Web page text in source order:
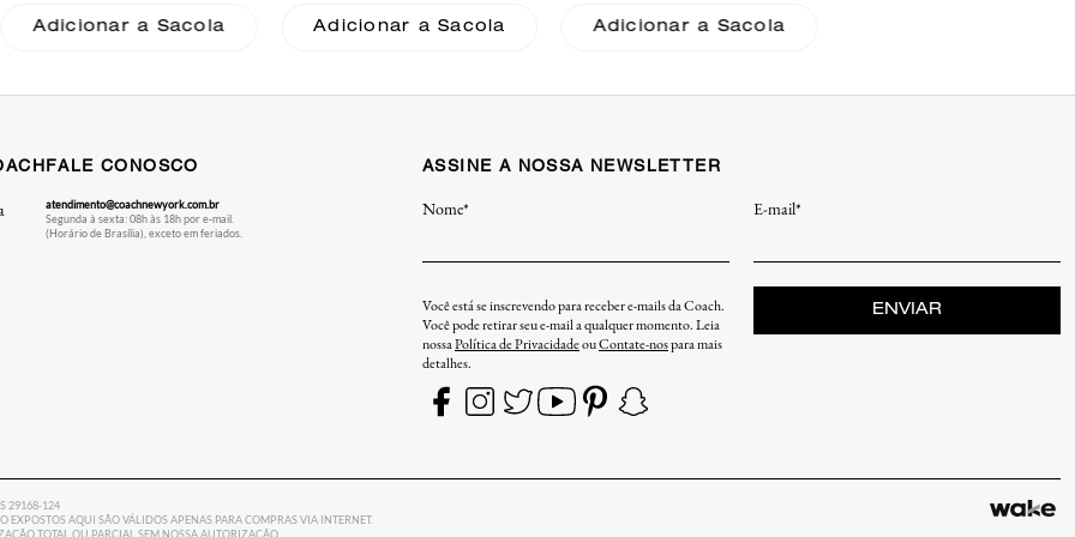
Adicionar a Sacola Adicionar a Sacola Adicionar a Sacola
FALE CONOSCO
atendimento@coachnewyork.com.br
Segunda à sexta: 08h às 18h por e-mail.
(Horário de Brasília), exceto em feriados.
ASSINE A NOSSA NEWSLETTER
Nome* E-mail*
Você está se inscrevendo para receber e-mails da Coach.
Você pode retirar seu e-mail a qualquer momento. Leia
nossaPolítica de PrivacidadeouContate-nospara mais
detalhes.
ENVIAR
29168-124
EXPOSTOS AQUI SÃO VÁLIDOS APENAS PARA COMPRAS VIA INTERNET.
TOTAL OU PARCIAL SEM NOSSA AUTORIZAÇÃO.